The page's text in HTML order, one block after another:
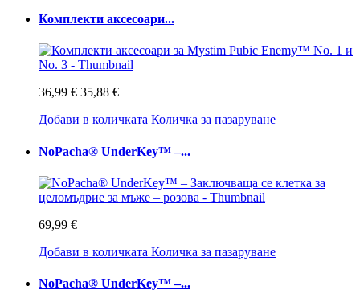
Комплекти аксесоари...
36,99 € 35,88 €
Добави в количката Количка за пазаруване
NoPacha® UnderKey™ –...
69,99 €
Добави в количката Количка за пазаруване
NoPacha® UnderKey™ –...